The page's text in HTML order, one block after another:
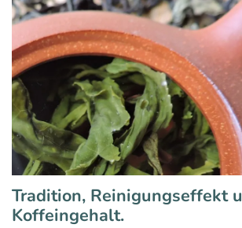
Tradition, Reinigungseffekt
Koffeingehalt.